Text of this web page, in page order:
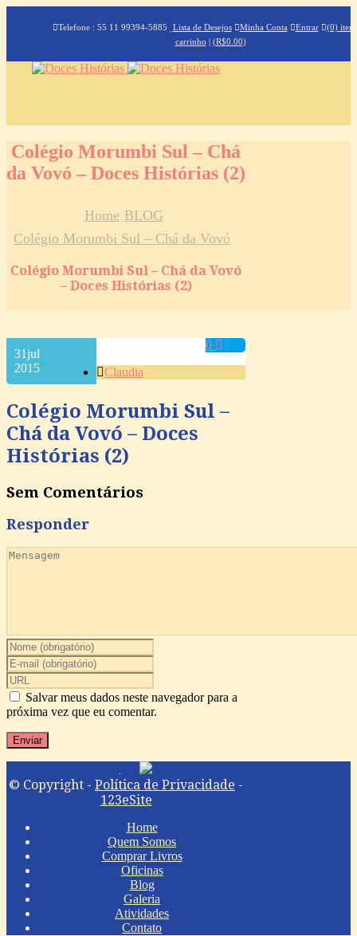
Telefone : 55 11 99394-5885 Lista de Desejos Minha Conta Entrar
(0)
carrinho | (R$0.00)
Colégio Morumbi Sul – Chá
da Vovó – Doces Histórias (2)
Home BLOG
Colégio Morumbi Sul – Chá da Vovó
Colégio Morumbi Sul – Chá da Vovó
– Doces Histórias (2)
31jul
2015
0
Colégio Morumbi Sul –
Chá da Vovó – Doces
Histórias (2)
Claudia
Sem Comentários
Responder
Salvar meus dados neste navegador para a
próxima vez que eu comentar.
© Copyright - Política de Privacidade -
123eSite
Home
Quem Somos
Comprar Livros
Oficinas
Blog
Galeria
Atividades
Contato